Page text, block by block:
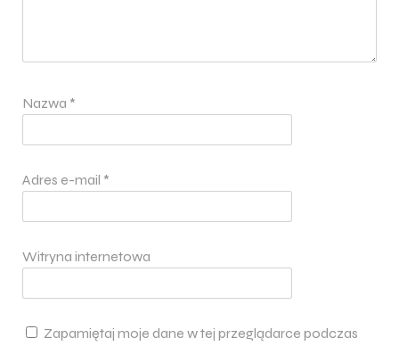
Nazwa *
Adres e-mail *
Witryna internetowa
Zapamiętaj moje dane w tej przeglądarce podczas